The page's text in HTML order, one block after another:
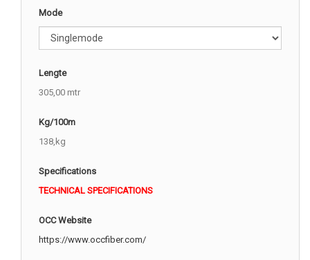
Mode
Lengte
305,00 mtr
Kg/100m
138,kg
Specifications
TECHNICAL SPECIFICATIONS
OCC Website
https://www.occfiber.com/